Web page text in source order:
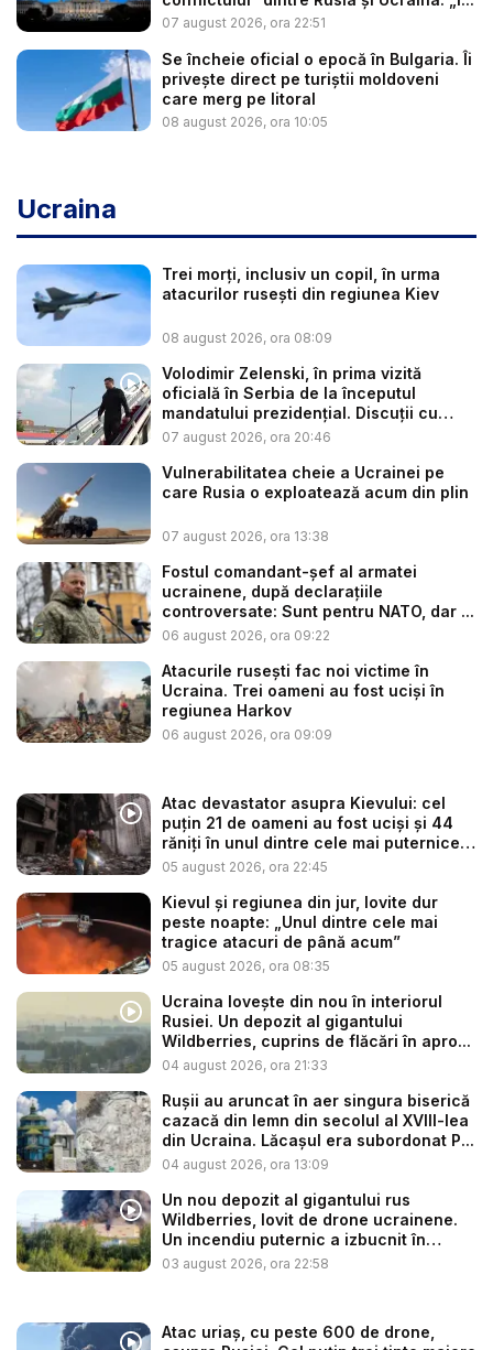
07 august 2026, ora 22:51
Se încheie oficial o epocă în Bulgaria. Îi
privește direct pe turiștii moldoveni
care merg pe litoral
08 august 2026, ora 10:05
Ucraina
Trei morți, inclusiv un copil, în urma
atacurilor rusești din regiunea Kiev
08 august 2026, ora 08:09
Volodimir Zelenski, în prima vizită
oficială în Serbia de la începutul
mandatului prezidențial. Discuții cu
Vuč...
07 august 2026, ora 20:46
Vulnerabilitatea cheie a Ucrainei pe
care Rusia o exploatează acum din plin
07 august 2026, ora 13:38
Fostul comandant-șef al armatei
ucrainene, după declarațiile
controversate: Sunt pentru NATO, dar ...
06 august 2026, ora 09:22
Atacurile rusești fac noi victime în
Ucraina. Trei oameni au fost uciși în
regiunea Harkov
06 august 2026, ora 09:09
Atac devastator asupra Kievului: cel
puțin 21 de oameni au fost uciși și 44
răniți în unul dintre cele mai puternice
...
05 august 2026, ora 22:45
Kievul și regiunea din jur, lovite dur
peste noapte: „Unul dintre cele mai
tragice atacuri de până acum”
05 august 2026, ora 08:35
Ucraina lovește din nou în interiorul
Rusiei. Un depozit al gigantului
Wildberries, cuprins de flăcări în apro...
04 august 2026, ora 21:33
Rușii au aruncat în aer singura biserică
cazacă din lemn din secolul al XVIII-lea
din Ucraina. Lăcașul era subordonat P...
04 august 2026, ora 13:09
Un nou depozit al gigantului rus
Wildberries, lovit de drone ucrainene.
Un incendiu puternic a izbucnit în
regiu...
03 august 2026, ora 22:58
Atac uriaș, cu peste 600 de drone,